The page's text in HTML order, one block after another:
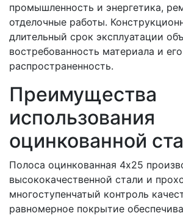
промышленность и энергетика,
отделочные работы.
длительный срок эксплуатации
востребованность материала и его
распространенность.
Преимущества
использования
оцинкованной
Полоса оцинкованная 4х25
высококачественной стали и
многоступенчатый контроль
равномерное покрытие